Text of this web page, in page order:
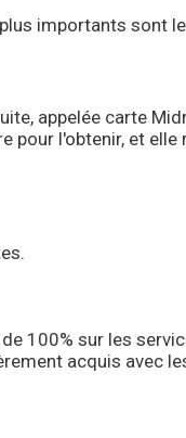
importants sont
appelée carte
pour l'obtenir, et elle
100% sur les
acquis avec